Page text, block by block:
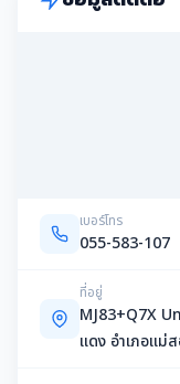
เบอร์โทร
055-583-107
ที่อยู่
MJ83+Q7X
แดง อำเภอแม่